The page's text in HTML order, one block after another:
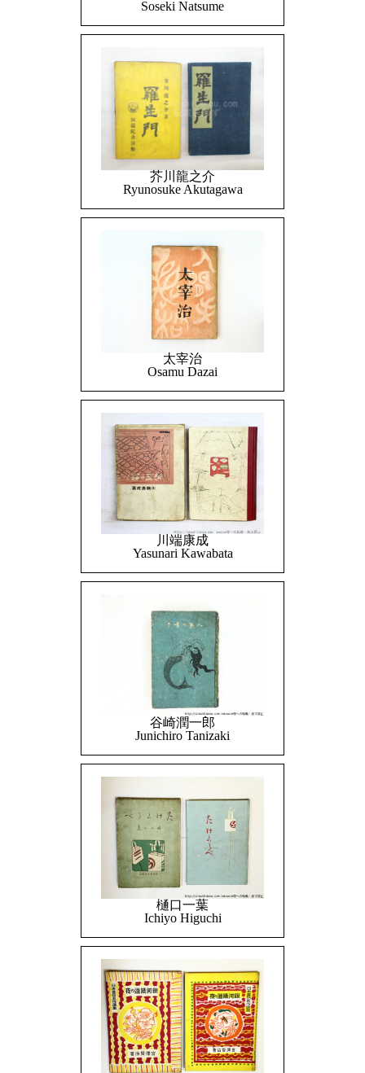
Soseki Natsume
芥川龍之介
Ryunosuke Akutagawa
太宰治
Osamu Dazai
川端康成
Yasunari Kawabata
谷崎潤一郎
Junichiro Tanizaki
樋口一葉
Ichiyo Higuchi